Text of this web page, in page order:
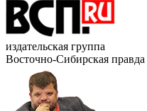
издательская группа
Восточно-Сибирская правда